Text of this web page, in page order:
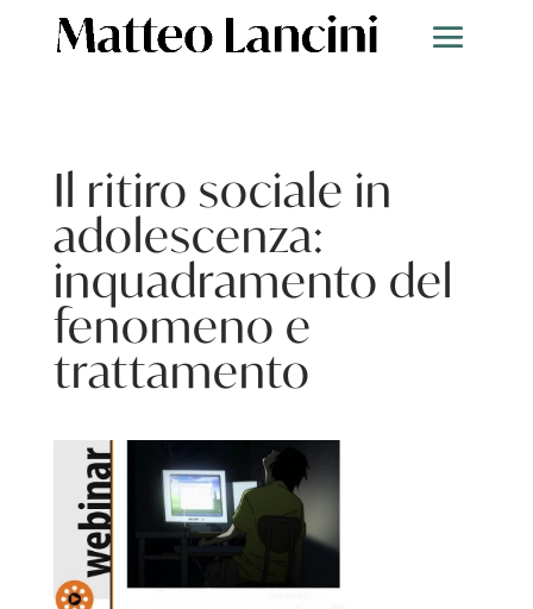
Il ritiro sociale in
adolescenza:
inquadramento del
fenomeno e
trattamento